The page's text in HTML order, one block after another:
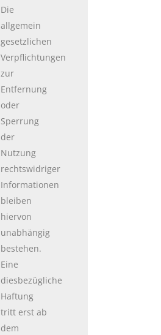
Die
allgemein
gesetzlichen
Verpflichtungen
zur
Entfernung
oder
Sperrung
der
Nutzung
rechtswidriger
Informationen
bleiben
hiervon
unabhängig
bestehen.
Eine
diesbezügliche
Haftung
tritt erst ab
dem